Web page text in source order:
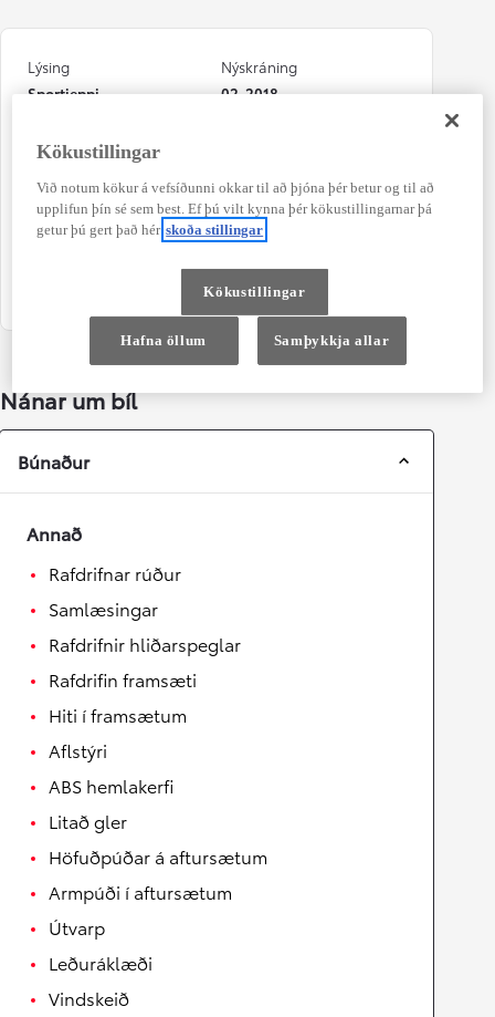
Lýsing
Sportjeppi
Nýskráning
02-2018
98.000 km
Litur
Ljósgrár
Dyr
5
Orkugjafi
Hybrid Bensín
Nánar um bíl
Búnaður
Annað
Rafdrifnar rúður
Samlæsingar
Rafdrifnir hliðarspeglar
Rafdrifin framsæti
Hiti í framsætum
Aflstýri
ABS hemlakerfi
Litað gler
Höfuðpúðar á aftursætum
Armpúði í aftursætum
Útvarp
Leðuráklæði
Vindskeið
Kökustillingar
Við notum kökur á vefsíðunni okkar til að þjóna þér betur og til að
upplifun þín sé sem best. Ef þú vilt kynna þér kökustillingarnar þá
getur þú gert það hér skoða stillingar
Kökustillingar
Hafna öllum Samþykkja allar